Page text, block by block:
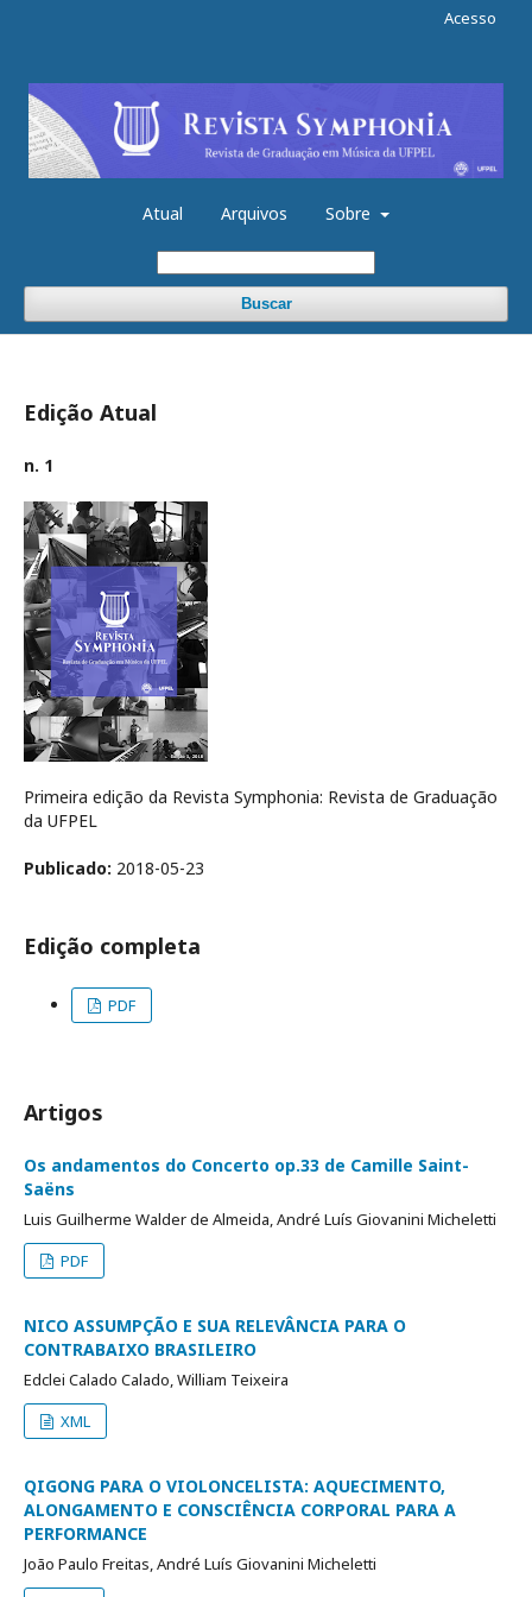
Atual Arquivos Sobre
Buscar
Acesso
Edição Atual
n. 1
Primeira edição da Revista Symphonia: Revista de Graduação
da UFPEL
Publicado: 2018-05-23
Edição completa
PDF
Artigos
Os andamentos do Concerto op.33 de Camille Saint-
Saëns
Luis Guilherme Walder de Almeida, André Luís Giovanini Micheletti
PDF
NICO ASSUMPÇÃO E SUA RELEVÂNCIA PARA O
CONTRABAIXO BRASILEIRO
Edclei Calado Calado, William Teixeira
XML
QIGONG PARA O VIOLONCELISTA: AQUECIMENTO,
ALONGAMENTO E CONSCIÊNCIA CORPORAL PARA A
PERFORMANCE
João Paulo Freitas, André Luís Giovanini Micheletti